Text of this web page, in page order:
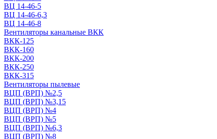
ВЦ 14-46-5
ВЦ 14-46-6,3
ВЦ 14-46-8
Вентиляторы канальные ВКК
ВКК-125
ВКК-160
ВКК-200
ВКК-250
ВКК-315
Вентиляторы пылевые
ВЦП (ВРП) №2,5
ВЦП (ВРП) №3,15
ВЦП (ВРП) №4
ВЦП (ВРП) №5
ВЦП (ВРП) №6,3
ВЦП (ВРП) №8